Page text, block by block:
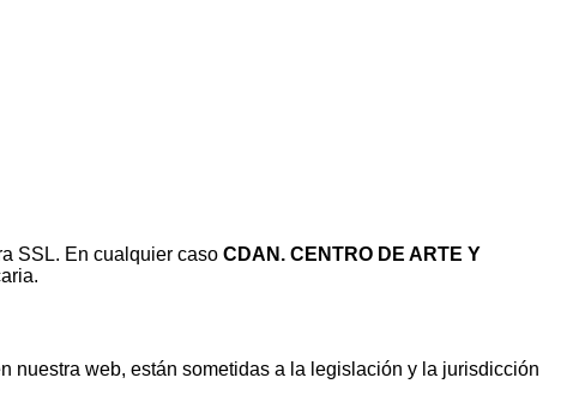
SSL. En cualquier caso CDAN. CENTRO DE ARTE Y
nuestra web, están sometidas a la legislación y la jurisdicción